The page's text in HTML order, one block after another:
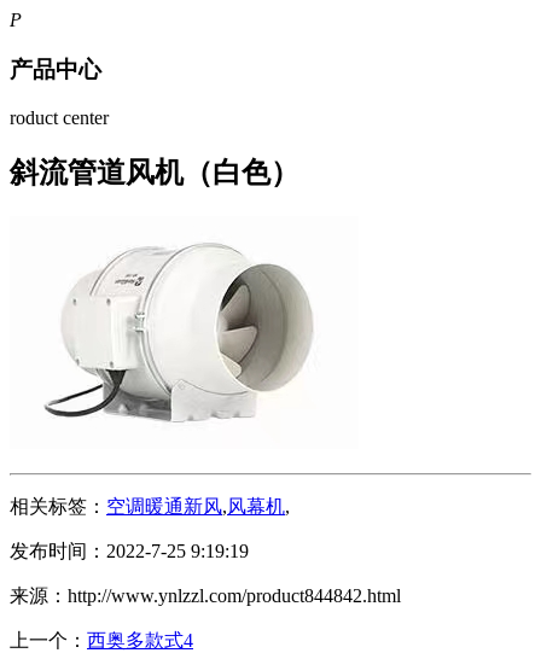
P
产品中心
roduct center
斜流管道风机（白色）
相关标签： 空调暖通新风,风幕机,
发布时间：2022-7-25 9:19:19
来源：http://www.ynlzzl.com/product844842.html
上一个： 西奥多款式4